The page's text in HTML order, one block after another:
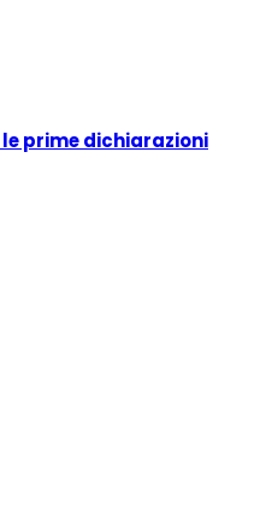
le prime dichiarazioni